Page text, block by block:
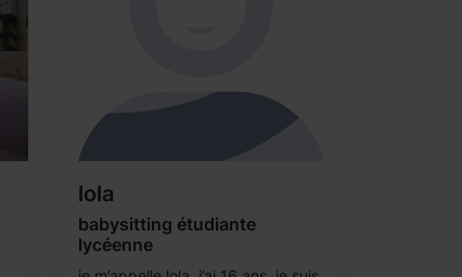
lola
babysitting étudiante
lycéenne